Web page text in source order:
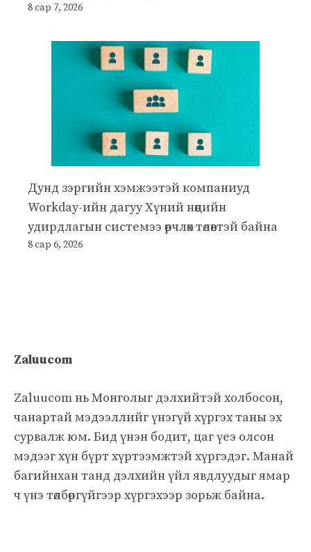
8 сар 7, 2026
Дунд зэргийн хэмжээтэй компаниуд
Workday-ийн дагуу Хүний нөөцийн
удирдлагын системээ өөрчлөх төлөвтэй байна
8 сар 6, 2026
Zaluucom
Zaluucom нь Монголыг дэлхийтэй холбосон,
чанартай мэдээллийг үнэгүй хүргэх таны эх
сурвалж юм. Бид үнэн бодит, цаг үеэ олсон
мэдээг хүн бүрт хүртээмжтэй хүргэдэг. Манай
багийнхан танд дэлхийн үйл явдлуудыг ямар
ч үнэ төлбөргүйгээр хүргэхээр зорьж байна.